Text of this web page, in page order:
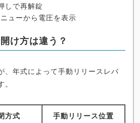
しで再解錠
ューから電圧を表示
け方は違う？
、年式によって手動リリースレバ
方式 手動リリース位置